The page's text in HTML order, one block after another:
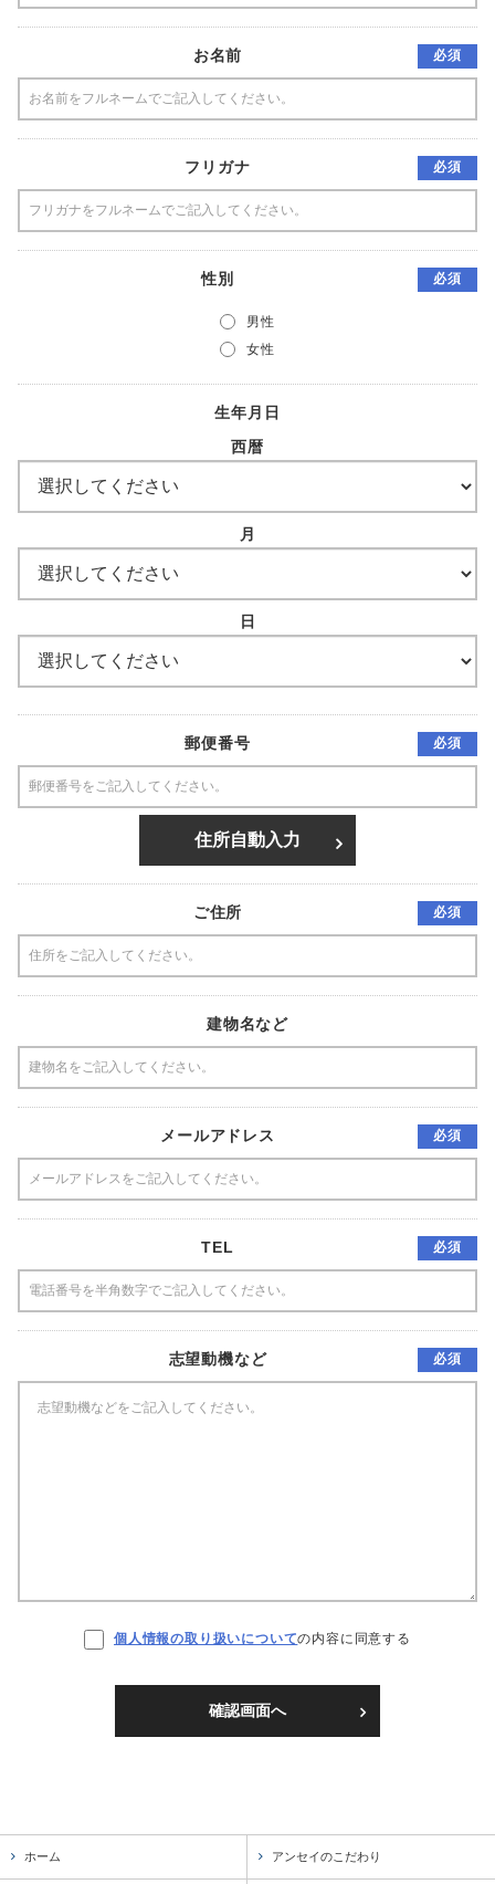
お名前 必須
フリガナ 必須
性別 必須
男性
女性
生年月日
西暦
月
日
郵便番号 必須
住所自動入力
ご住所 必須
建物名など
メールアドレス 必須
TEL 必須
志望動機など 必須
個人情報の取り扱いについての内容に同意する
確認画面へ
ホーム アンセイのこだわり